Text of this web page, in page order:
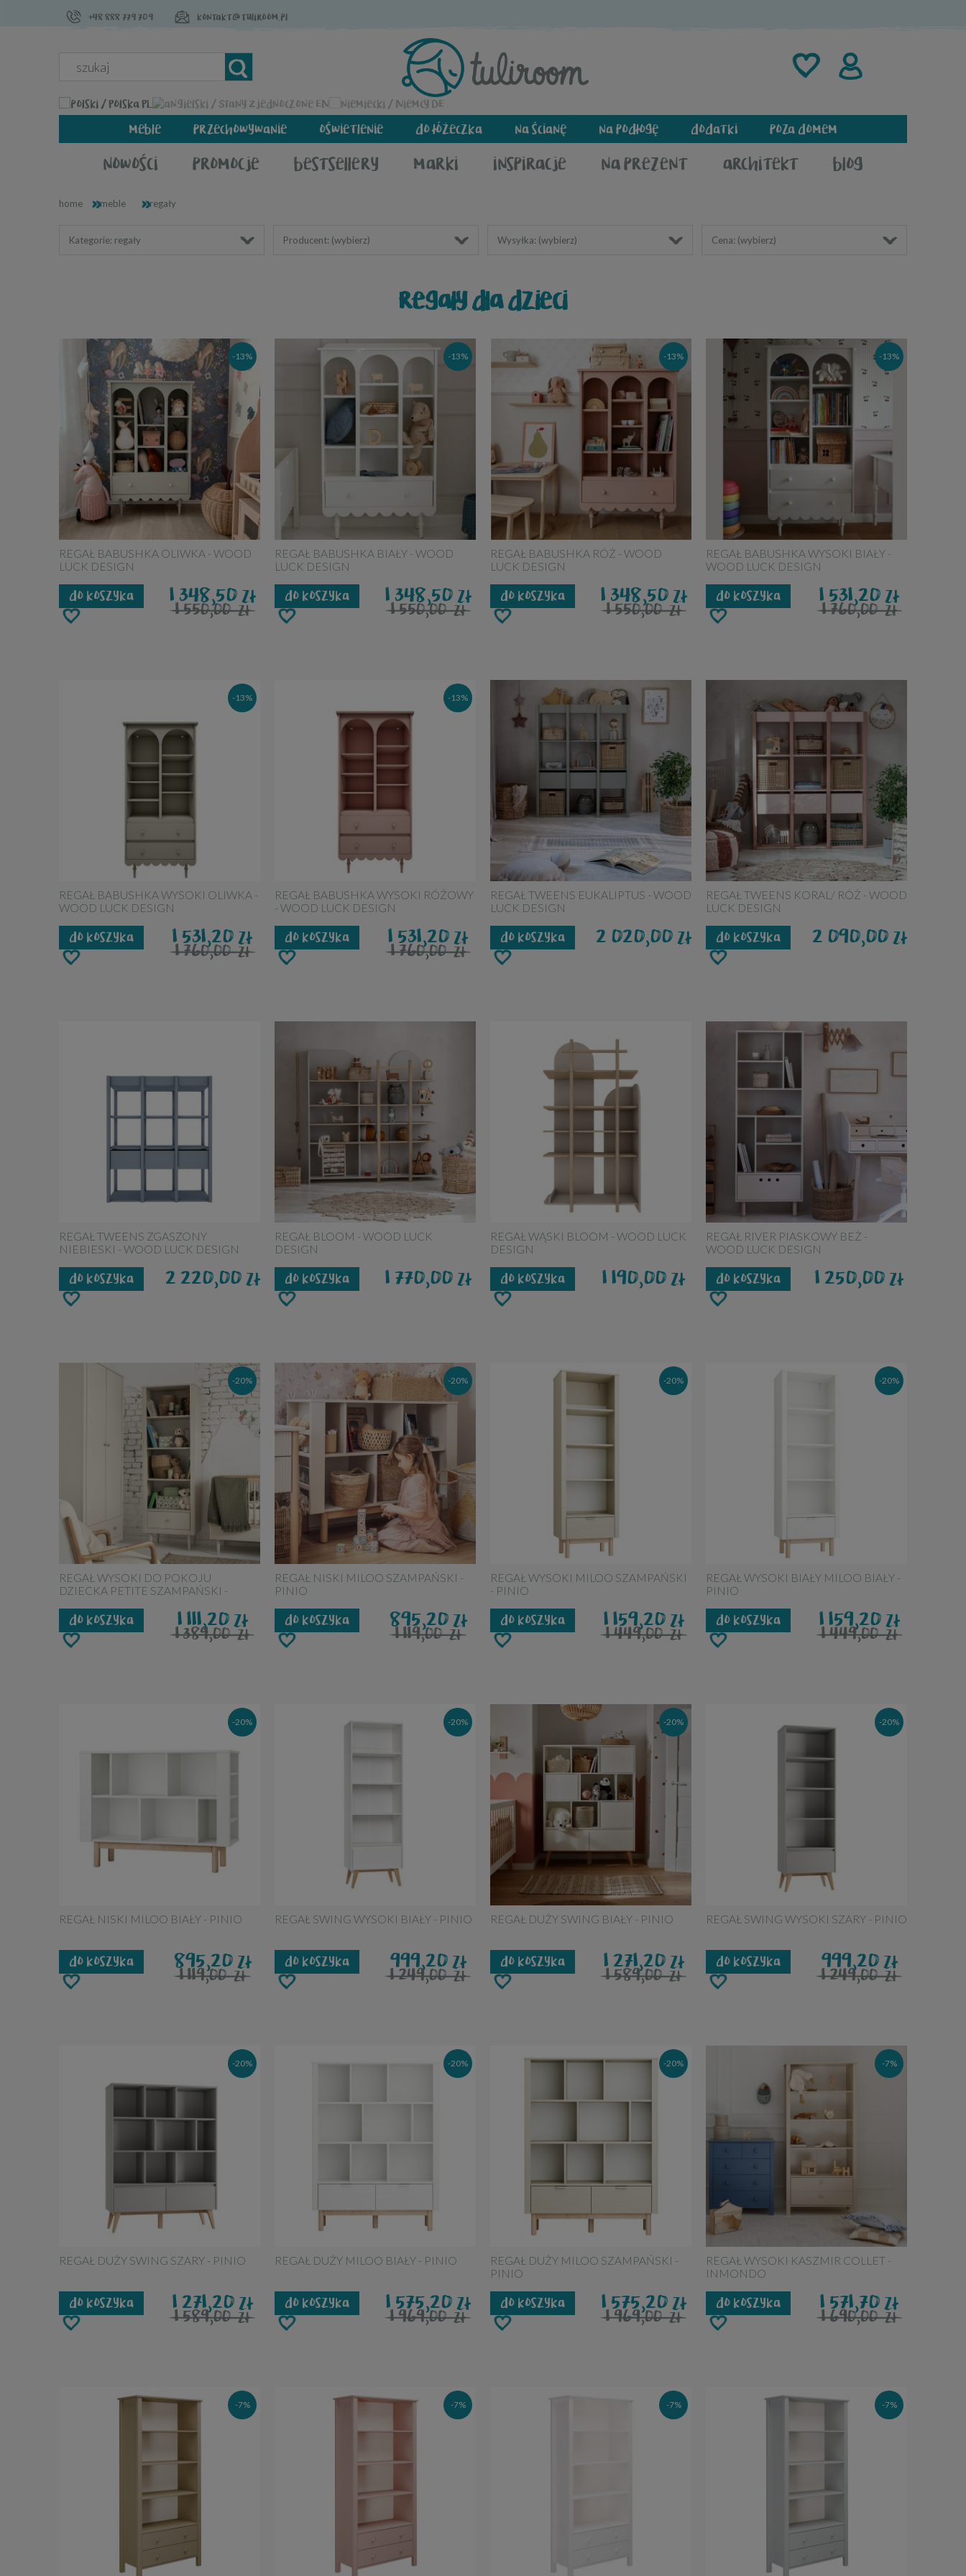
+48 888 779 709 kontakt@tuliroom.pl
PL EN DE
meble przechowywanie oświetlenie do łóżeczka na ścianę na podłogę dodatki poza domem
nowości promocje bestsellery marki inspiracje na prezent architekt blog
home »meble »regały
Kategorie: regały Producent: (wybierz) Wysyłka: (wybierz) Cena: (wybierz)
regały dla dzieci
REGAŁ BABUSHKA OLIWKA - WOOD
LUCK DESIGN
1 348,50 zł
1 550,00zł
do koszyka
-13%
REGAŁ BABUSHKA BIAŁY - WOOD
LUCK DESIGN
1 348,50 zł
1 550,00zł
do koszyka
-13%
REGAŁ BABUSHKA RÓŻ - WOOD
LUCK DESIGN
1 348,50 zł
1 550,00zł
do koszyka
-13%
REGAŁ BABUSHKA WYSOKI BIAŁY -
WOOD LUCK DESIGN
1 531,20zł
1 760,00zł
do koszyka
-13%
REGAŁ BABUSHKA WYSOKI OLIWKA -
WOOD LUCK DESIGN
1 531,20zł
1 760,00zł
do koszyka
-13%
REGAŁ BABUSHKA WYSOKI RÓŻOWY
- WOOD LUCK DESIGN
1 531,20zł
1 760,00zł
do koszyka
-13%
REGAŁ TWEENS EUKALIPTUS - WOOD
LUCK DESIGN
2 020,00zł
do koszyka
REGAŁ TWEENS KORAL/ RÓŻ - WOOD
LUCK DESIGN
2 090,00 zł
do koszyka
REGAŁ TWEENS ZGASZONY
NIEBIESKI - WOOD LUCK DESIGN
2 220,00 zł
do koszyka
REGAŁ BLOOM - WOOD LUCK
DESIGN
1 770,00 zł
do koszyka
REGAŁ WĄSKI BLOOM - WOOD LUCK
DESIGN
1 190,00zł
do koszyka
REGAŁ RIVER PIASKOWY BEŻ -
WOOD LUCK DESIGN
1 250,00zł
do koszyka
REGAŁ WYSOKI DO POKOJU
DZIECKA PETITE SZAMPAŃSKI -
1 111,20 zł
1 389,00zł
do koszyka
-20%
REGAŁ NISKI MILOO SZAMPAŃSKI -
PINIO
895,20 zł
1 119,00zł
do koszyka
-20%
REGAŁ WYSOKI MILOO SZAMPAŃSKI
- PINIO
1 159,20 zł
1 449,00zł
do koszyka
-20%
REGAŁ WYSOKI BIAŁY MILOO BIAŁY -
PINIO
1 159,20 zł
1 449,00zł
do koszyka
-20%
REGAŁ NISKI MILOO BIAŁY - PINIO
895,20 zł
1 119,00zł
do koszyka
-20%
REGAŁ SWING WYSOKI BIAŁY - PINIO
999,20 zł
1 249,00zł
do koszyka
-20%
REGAŁ DUŻY SWING BIAŁY - PINIO
1 271,20 zł
1 589,00zł
do koszyka
-20%
REGAŁ SWING WYSOKI SZARY - PINIO
999,20 zł
1 249,00zł
do koszyka
-20%
REGAŁ DUŻY SWING SZARY - PINIO
1 271,20 zł
1 589,00zł
do koszyka
-20%
REGAŁ DUŻY MILOO BIAŁY - PINIO
1 575,20 zł
1 969,00zł
do koszyka
-20%
REGAŁ DUŻY MILOO SZAMPAŃSKI -
PINIO
1 575,20 zł
1 969,00zł
do koszyka
-20%
REGAŁ WYSOKI KASZMIR COLLET -
INMONDO
1 571,70zł
1 690,00zł
do koszyka
-7%
-7% -7% -7% -7%